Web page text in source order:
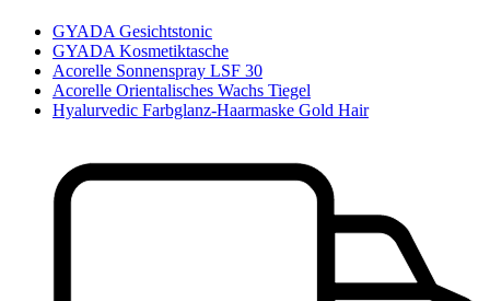
GYADA Gesichtstonic
GYADA Kosmetiktasche
Acorelle Sonnenspray LSF 30
Acorelle Orientalisches Wachs Tiegel
Hyalurvedic Farbglanz-Haarmaske Gold Hair